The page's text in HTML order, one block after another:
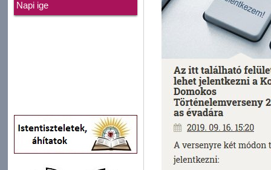
Napi ige